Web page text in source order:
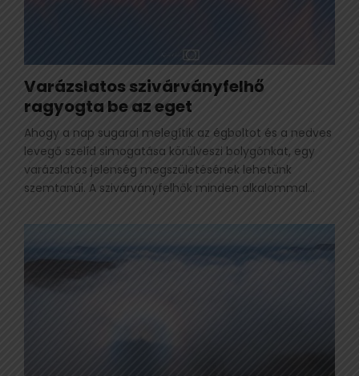
Varázslatos szivárványfelhő
ragyogta be az eget
Ahogy a nap sugarai melegítik az égboltot és a nedves
levegő szelíd simogatása körülveszi bolygónkat, egy
varázslatos jelenség megszületésének lehetünk
szemtanúi. A szivárványfelhők minden alkalommal...